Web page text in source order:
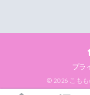
プラ
© 2026 こも